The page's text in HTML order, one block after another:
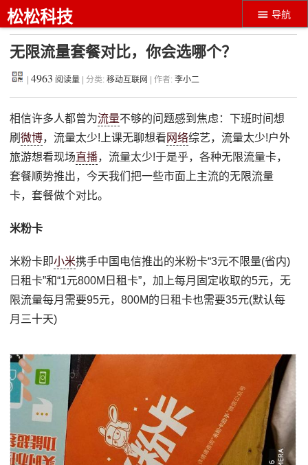
导航
松松科技
无限流量套餐对比，你会选哪个？
|4963 阅读量 | 分类:移动互联网 | 作者:李小二
相信许多人都曾为流量不够的问题感到焦虑：下班时间想
刷微博，流量太少!上课无聊想看 网络综艺，流量太少!户外
旅游想看现场直播，流量太少!于是乎，各种无限流量卡，
套餐顺势推出，今天我们把一些市面上主流的无限流量
卡，套餐做个对比。
米粉卡
米粉卡即小米携手中国电信推出的米粉卡“3元不限量(省内)
日租卡”和“1元800M日租卡”，加上每月固定收取的5元，无
限流量每月需要95元，800M的日租卡也需要35元(默认每
月三十天)